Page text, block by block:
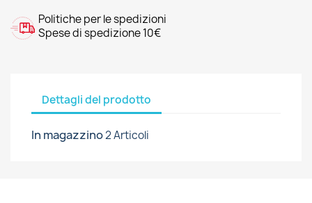
Politiche per le spedizioni
Spese di spedizione 10€
Dettagli del prodotto
In magazzino2 Articoli